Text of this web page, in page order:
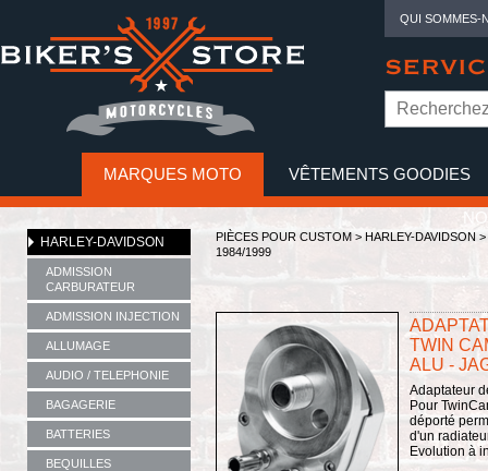
QUI SOMMES-
MARQUES MOTO VÊTEMENTS GOODIES
HARLEY-DAVIDSON
ADMISSION
CARBURATEUR
ADMISSION INJECTION
ALLUMAGE
AUDIO / TELEPHONIE
BAGAGERIE
BATTERIES
BEQUILLES
PIÈCES POUR CUSTOM > HARLEY-DAVIDSON >
1984/1999
TWIN
ALU -
Adaptateur
Pour
déporté
d'un
Evolution à